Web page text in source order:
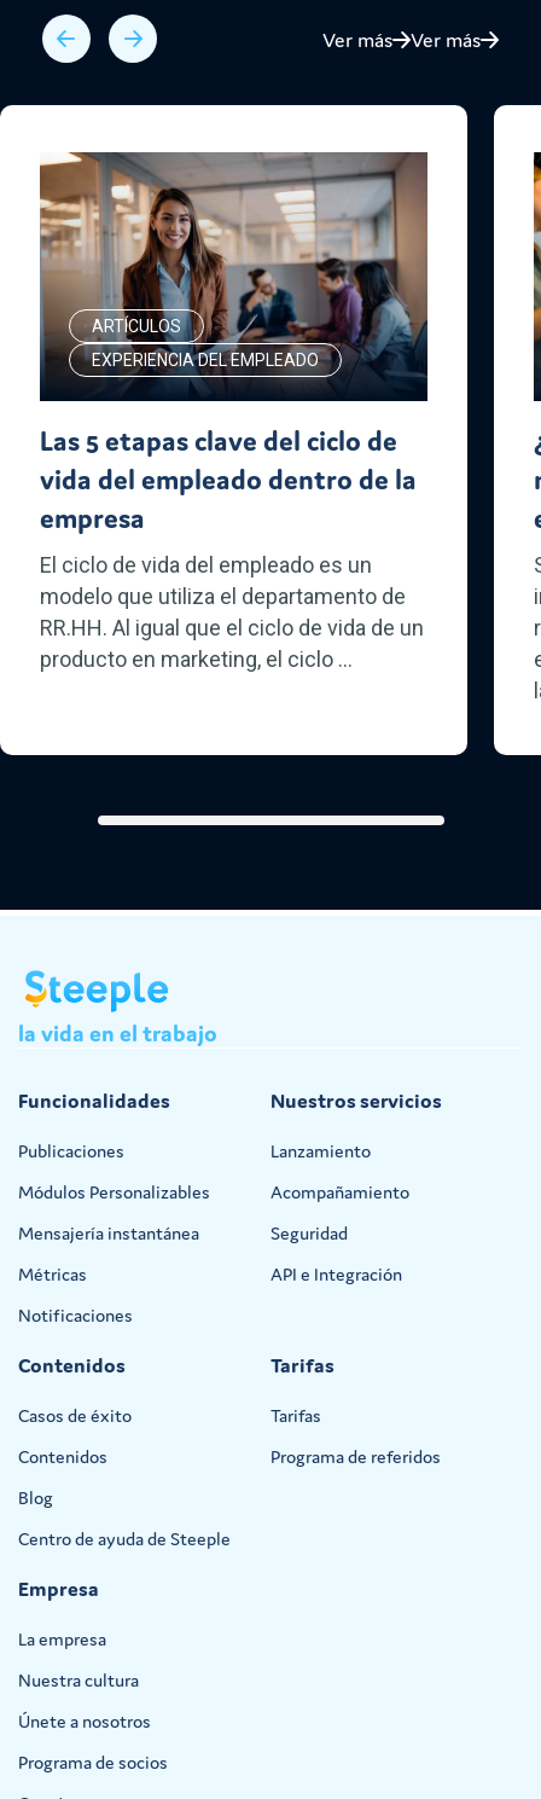
Ver más
Ver más
ARTÍCULOS
EXPERIENCIA DEL EMPLEADO
Las 5 etapas clave del ciclo de
vida del empleado dentro de la
empresa
El ciclo de vida del empleado es un
modelo que utiliza el departamento de
RR.HH. Al igual que el ciclo de vida de un
producto en marketing, el ciclo ...
la vida en el trabajo
Funcionalidades
Publicaciones
Módulos Personalizables
Mensajería instantánea
Métricas
Notificaciones
Nuestros servicios
Lanzamiento
Acompañamiento
Seguridad
API e Integración
Contenidos
Casos de éxito
Contenidos
Blog
Centro de ayuda de Steeple
Tarifas
Tarifas
Programa de referidos
Empresa
La empresa
Nuestra cultura
Únete a nosotros
Programa de socios